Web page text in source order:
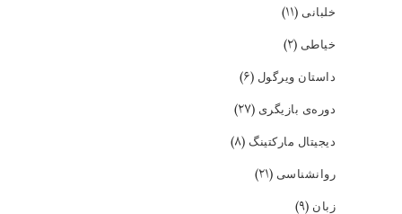
خلبانی (۱۱)
خیاطی (۲)
داستان ویرگول (۶)
دوره‌ی بازیگری (۲۷)
دیجیتال مارکتینگ (۸)
روانشناسی (۲۱)
زبان (۹)